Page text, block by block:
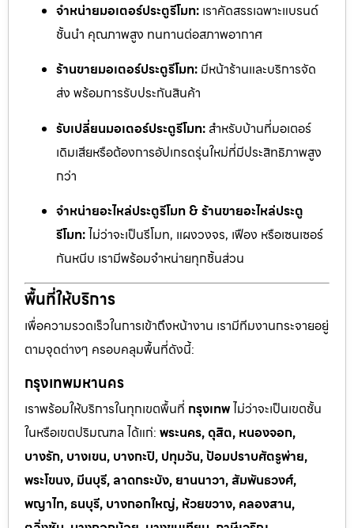
จำหน่ายมอเตอร์ประตูรีโมท: เราคัดสรรเฉพาะแบรนด์
ชั้นนำ คุณภาพสูง ทนทานต่อสภาพอากาศ
ร้านขายมอเตอร์ประตูรีโมท: มีหน้าร้านและบริการจัด
ส่ง พร้อมการรับประกันสินค้า
รับเปลี่ยนมอเตอร์ประตูรีโมท: สำหรับบ้านที่มอเตอร์
เดิมเสียหรือต้องการอัปเกรดรุ่นใหม่ที่มีประสิทธิภาพสูง
กว่า
จำหน่ายอะไหล่ประตูรีโมท & ร้านขายอะไหล่ประตู
รีโมท:ไม่ว่าจะเป็นรีโมท, แผงวงจร, เฟือง หรือเซนเซอร์
กันหนีบ เรามีพร้อมจำหน่ายทุกชิ้นส่วน
พื้นที่ให้บริการ
เพื่อความรวดเร็วในการเข้าถึงหน้างาน เรามีทีมงานกระจายอยู่
ตามจุดต่างๆ ครอบคลุมพื้นที่ดังนี้:
กรุงเทพมหานคร
เราพร้อมให้บริการในทุกเขตพื้นที่ กรุงเทพไม่ว่าจะเป็นเขตชั้น
ในหรือเขตปริมณฑล ได้แก่: พระนคร, ดุสิต, หนองจอก,
บางรัก, บางเขน, บางกะปิ, ปทุมวัน, ป้อมปราบศัตรูพ่าย,
พระโขนง, มีนบุรี, ลาดกระบัง, ยานนาวา, สัมพันธวงศ์,
พญาไท, ธนบุรี, บางกอกใหญ่, ห้วยขวาง, คลองสาน,